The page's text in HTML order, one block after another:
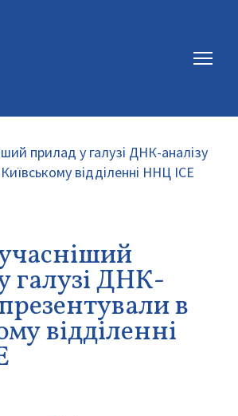
галузі ДНК-
в
відділенні